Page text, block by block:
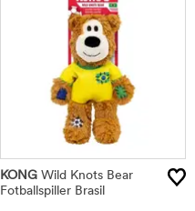
KONG Wild Knots Bear
Fotballspiller Brasil